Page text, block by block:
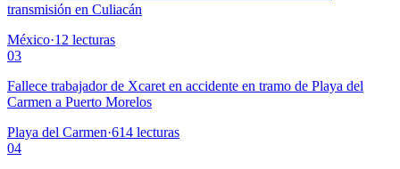
transmisión en Culiacán
México·12 lecturas
03
Fallece trabajador de Xcaret en accidente en tramo de Playa del
Carmen a Puerto Morelos
Playa del Carmen·614 lecturas
04